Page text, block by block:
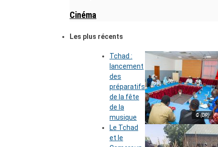
Cinéma
Les plus récents
© (DR)
Tchad :
lancement
des
préparatifs
de la fête
de la
musique
Le Tchad
et le